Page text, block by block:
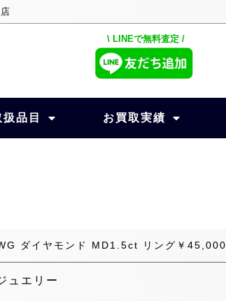
\ LINEで無料査定 /
扱品目 お買取実績
ダイヤモンド MD1.5ct リング￥
ュエリー